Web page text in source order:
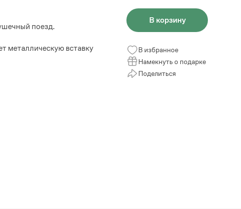
поезд.
металлическую вставку
В корзину
В избранное
Намекнуть о подарке
Поделиться